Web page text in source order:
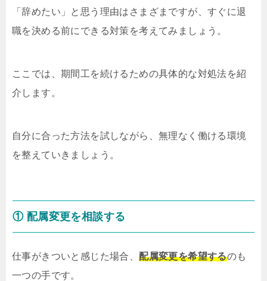
「辞めたい」と思う理由はさまざまですが、すぐに退
職を決める前にできる対策を考えてみましょう。
ここでは、期間工を続けるための具体的な対処法を紹
介します。
自分に合った方法を試しながら、無理なく働ける環境
を整えていきましょう。
① 配属変更を相談する
仕事がきついと感じた場合、配属変更を希望するのも
一つの手です。